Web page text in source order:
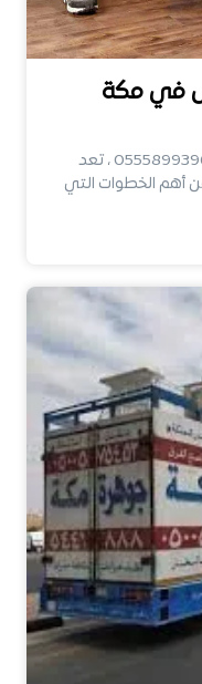
في مكة
أفضل طرق تغليف العفش في مكة 0555899396 ، تعد
الخطوات التي